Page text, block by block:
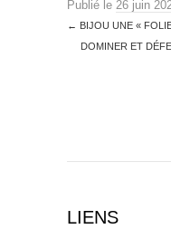
Publié le 26 juin
← BIJOU UNE «
DOMINER ET
LIENS